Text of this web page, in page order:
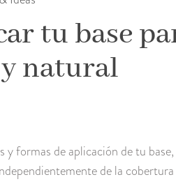
tu base
natural
y formas de aplicación de tu
de la